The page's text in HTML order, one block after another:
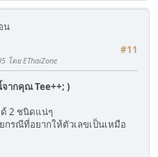
น
#11
โดย EThaiZone
ากคุณ Tee++; )
2 ชนิดแน่ๆ
รณีที่อยากให้ตัวเลขเป็นเหมือ